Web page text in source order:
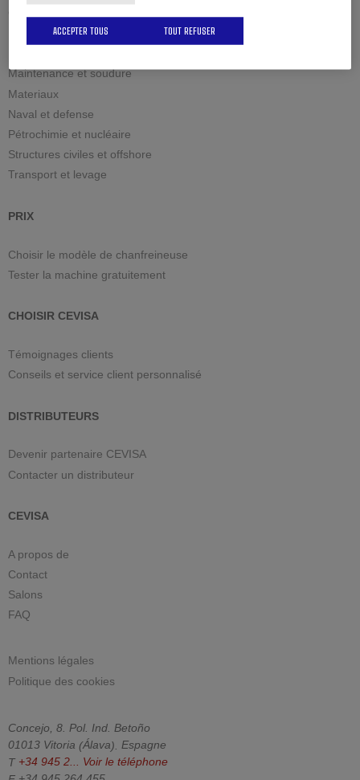
Energie eolienne et thermique
Maintenance et soudure
Materiaux
Naval et defense
Pétrochimie et nucléaire
Structures civiles et offshore
Transport et levage
PRIX
Choisir le modèle de chanfreineuse
Tester la machine gratuitement
CHOISIR CEVISA
Témoignages clients
Conseils et service client personnalisé
DISTRIBUTEURS
Devenir partenaire CEVISA
Contacter un distributeur
CEVISA
A propos de
Contact
Salons
FAQ
Mentions légales
Politique des cookies
Concejo, 8. Pol. Ind. Betoño
01013 Vitoria (Álava). Espagne
T +34 945 2... Voir le téléphone
TOUT REFUSER
ACCEPTER TOUS